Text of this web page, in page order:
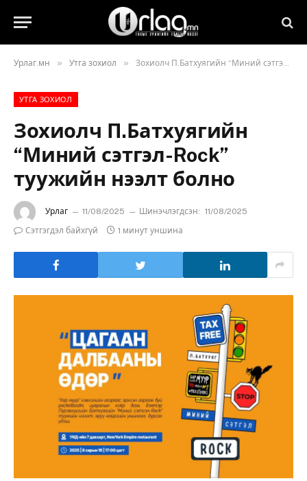
Урлаг.мн » Утга зохиол » Зохиолч П.Батхуягийн “Миний сэтгэл-Rock” туужийн нээлт болно
УТГА ЗОХИОЛ
Зохиолч П.Батхуягийн
“Миний сэтгэл-Rock”
туужийн нээлт болно
Урлаг 11/08/2025 Шинэчлэгдсэн: 11/08/2025
Сэтгэгдэл байхгүй
1 минут уншина